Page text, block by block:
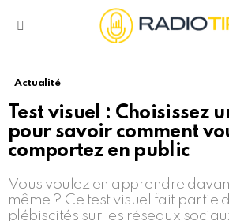
Actualité
Test visuel : Choisissez
pour savoir comment
comportez en public
Vous voulez en apprendre
même ? Ce test visuel fait partie
plébiscités sur les réseaux